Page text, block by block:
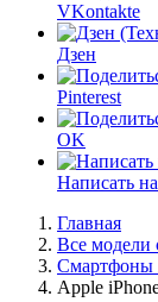
VKontakte
Дзен
Pinterest
OK
Написать
Главная
Все модели
Смартфоны
Apple